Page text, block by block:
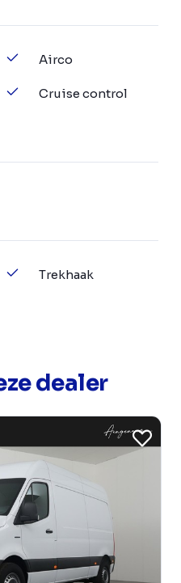
Airco
Cruise control
Trekhaak
dealer